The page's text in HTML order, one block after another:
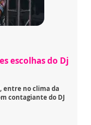
escolhas do Dj
entre no clima da
contagiante do DJ